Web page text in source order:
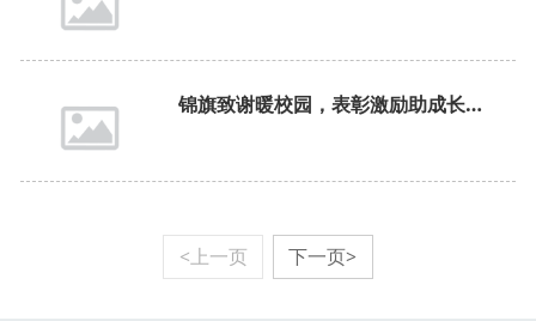
锦旗致谢暖校园，表彰激励助成长——集散中心南山分公司走进并渡口民族小学开展表彰活动
<上一页 下一页>